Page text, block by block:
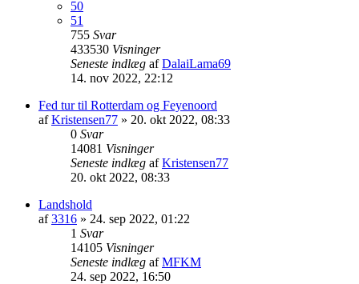
50
51
755 Svar
433530 Visninger
Seneste indlæg afDalaiLama69
14. nov 2022, 22:12
Fed tur til Rotterdam og Feyenoord
afKristensen77 » 20. okt 2022, 08:33
0 Svar
14081 Visninger
Seneste indlæg afKristensen77
20. okt 2022, 08:33
Landshold
af3316 » 24. sep 2022, 01:22
1 Svar
14105 Visninger
Seneste indlæg afMFKM
24. sep 2022, 16:50